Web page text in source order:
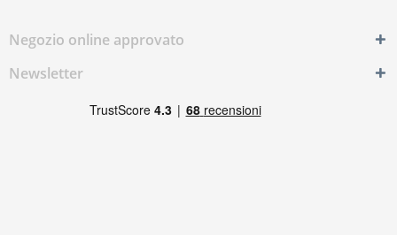
Negozio online approvato
Newsletter